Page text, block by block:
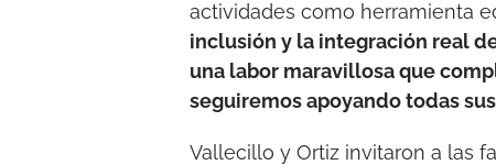
actividades como herramienta
inclusión y la integración real
una labor maravillosa que
seguiremos apoyando todas
Vallecillo y Ortiz invitaron a las